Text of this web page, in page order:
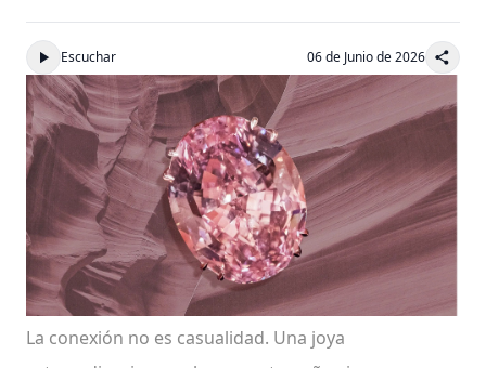
Escuchar 06 de Junio de 2026
La conexión no es casualidad. Una joya